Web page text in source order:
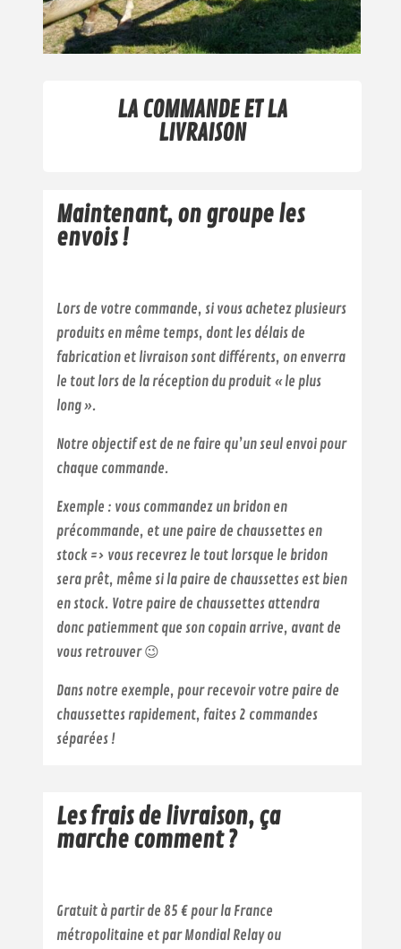
LA COMMANDE ET LA
LIVRAISON
Maintenant, on groupe les
envois !
Lors de votre commande, si vous achetez plusieurs
produits en même temps, dont les délais de
fabrication et livraison sont différents, on enverra
le tout lors de la réception du produit « le plus
long ».
Notre objectif est de ne faire qu’un seul envoi pour
chaque commande.
Exemple : vous commandez un bridon en
précommande, et une paire de chaussettes en
stock => vous recevrez le tout lorsque le bridon
sera prêt, même si la paire de chaussettes est bien
en stock. Votre paire de chaussettes attendra
donc patiemment que son copain arrive, avant de
vous retrouver 😉
Dans notre exemple, pour recevoir votre paire de
chaussettes rapidement, faites 2 commandes
séparées !
Les frais de livraison, ça
marche comment ?
Gratuit à partir de 85 € pour la France
métropolitaine et par Mondial Relay ou